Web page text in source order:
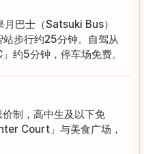
巴士（Satsuki Bus）
步行约25分钟。自驾从
约5分钟，停车场免费。
制，高中生及以下免
Court」与美食广场，